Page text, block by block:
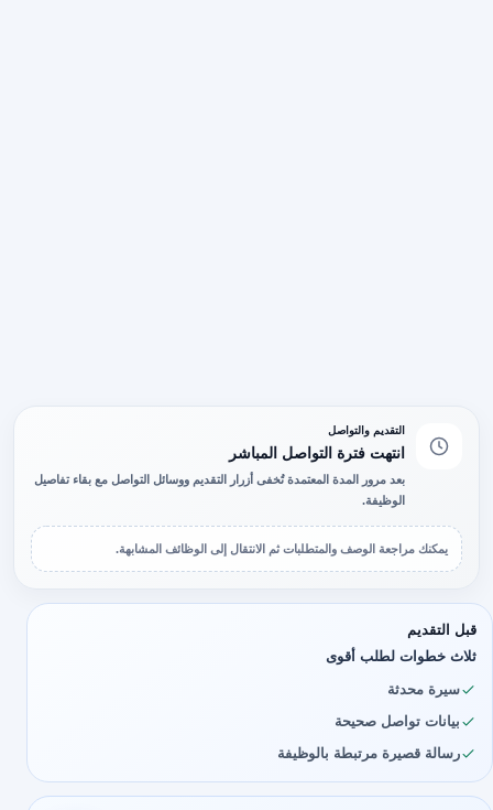
التقديم والتواصل
انتهت فترة التواصل المباشر
بعد مرور المدة المعتمدة تُخفى أزرار التقديم ووسائل التواصل مع بقاء تفاصيل
الوظيفة.
يمكنك مراجعة الوصف والمتطلبات ثم الانتقال إلى الوظائف المشابهة.
قبل التقديم
ثلاث خطوات لطلب أقوى
سيرة محدثة
بيانات تواصل صحيحة
رسالة قصيرة مرتبطة بالوظيفة